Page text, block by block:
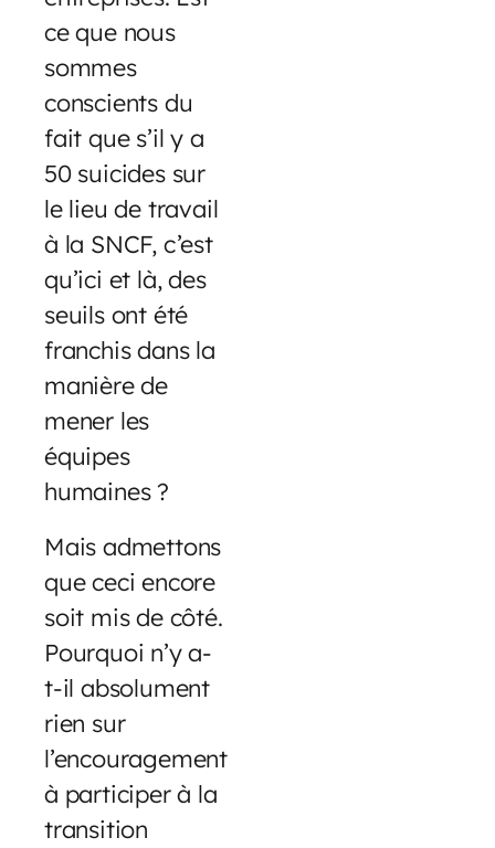
ce que nous
sommes
conscients du
fait que s’il y a
50 suicides sur
le lieu de travail
à la SNCF, c’est
qu’ici et là, des
seuils ont été
franchis dans la
manière de
mener les
équipes
humaines ?
Mais admettons
que ceci encore
soit mis de côté.
Pourquoi n’y a-
t-il absolument
rien sur
l’encouragement
à participer à la
transition